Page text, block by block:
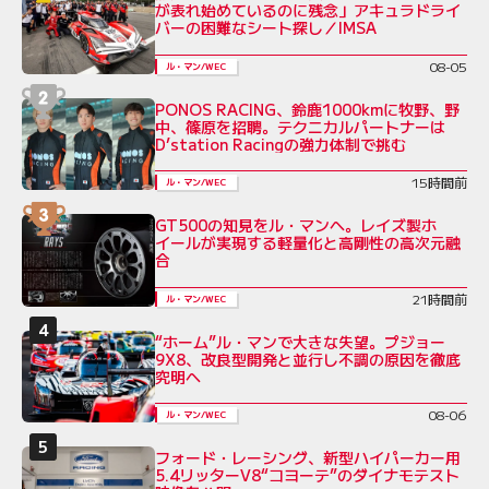
が表れ始めているのに残念」アキュラドライ
バーの困難なシート探し／IMSA
ル・マン/WEC 08-05
PONOS RACING、鈴鹿1000kmに牧野、野
中、篠原を招聘。テクニカルパートナーは
D’station Racingの強力体制で挑む
ル・マン/WEC 15時間前
GT500の知見をル・マンへ。レイズ製ホ
イールが実現する軽量化と高剛性の高次元融
合
ル・マン/WEC 21時間前
“ホーム”ル・マンで大きな失望。プジョー
9X8、改良型開発と並行し不調の原因を徹底
究明へ
ル・マン/WEC 08-06
フォード・レーシング、新型ハイパーカー用
5.4リッターV8“コヨーテ”のダイナモテスト